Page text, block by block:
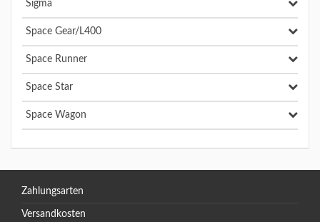
Sigma
Space Gear/L400
Space Runner
Space Star
Space Wagon
Zahlungsarten
Versandkosten